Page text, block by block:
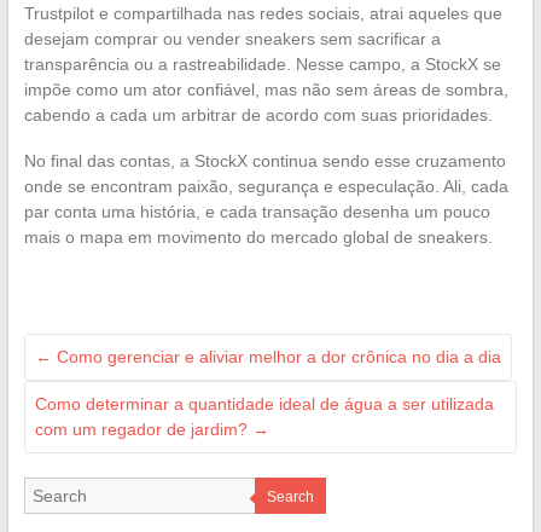
Trustpilot e compartilhada nas redes sociais, atrai aqueles que
desejam comprar ou vender sneakers sem sacrificar a
transparência ou a rastreabilidade. Nesse campo, a StockX se
impõe como um ator confiável, mas não sem áreas de sombra,
cabendo a cada um arbitrar de acordo com suas prioridades.
No final das contas, a StockX continua sendo esse cruzamento
onde se encontram paixão, segurança e especulação. Ali, cada
par conta uma história, e cada transação desenha um pouco
mais o mapa em movimento do mercado global de sneakers.
← Como gerenciar e aliviar melhor a dor crônica no dia a dia
Como determinar a quantidade ideal de água a ser utilizada
com um regador de jardim? →
Search